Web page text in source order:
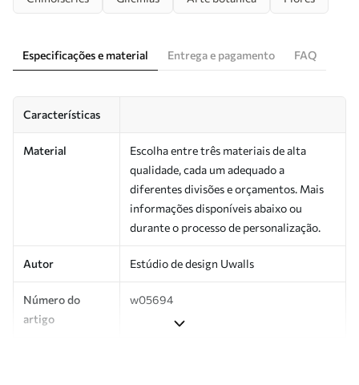
Especificações e material Entrega e pagamento FAQ
Características
Material
Escolha entre três materiais de alta
qualidade, cada um adequado a
diferentes divisões e orçamentos. Mais
informações disponíveis abaixo ou
durante o processo de personalização.
Autor Estúdio de design Uwalls
Número do
artigo
w05694